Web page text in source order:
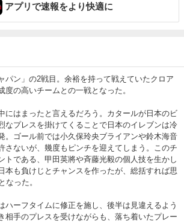
アプリで速報をより快適に
パン」の2戦目。余裕を持って戦えていたクロア
度の高いチームとの一戦となった。
にはまったと言えるだろう。カタールが日本のビ
なプレスを掛けてくることで日本のイレブンは冷
。ゴール前では小久保玲央ブライアンや鈴木海音
さないが、幾度もピンチを迎えてしまう。このチ
トである、甲田英將や斉藤光毅の個人技を生かし
本も負けじとチャンスを作ったが、総括すれば思
なった。
ハーフタイムに修正を施し、後半は見違えるよう
相手のプレスを受けながらも、落ち着いたプレー